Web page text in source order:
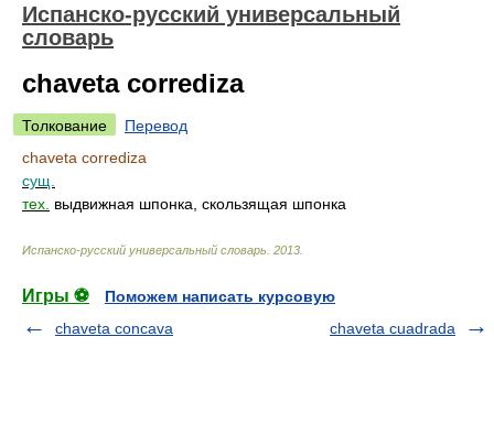
Испанско-русский универсальный
словарь
chaveta corrediza
Толкование
Перевод
chaveta corrediza
сущ.
тех. выдвижная шпонка, скользящая шпонка
Испанско-русский универсальный словарь 2013
Игры ⚽
Поможем написать курсовую
chaveta concava
chaveta cuadrada